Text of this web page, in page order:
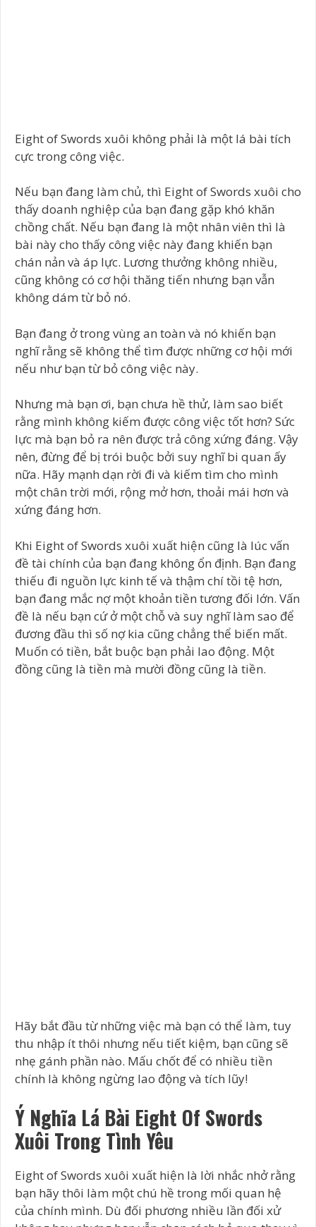
Eight of Swords xuôi không phải là một lá bài tích
cực trong công việc.
Nếu bạn đang làm chủ, thì Eight of Swords xuôi cho
thấy doanh nghiệp của bạn đang gặp khó khăn
chồng chất. Nếu bạn đang là một nhân viên thì là
bài này cho thấy công việc này đang khiến bạn
chán nản và áp lực. Lương thưởng không nhiều,
cũng không có cơ hội thăng tiến nhưng bạn vẫn
không dám từ bỏ nó.
Bạn đang ở trong vùng an toàn và nó khiến bạn
nghĩ rằng sẽ không thể tìm được những cơ hội mới
nếu như bạn từ bỏ công việc này.
Nhưng mà bạn ơi, bạn chưa hề thử, làm sao biết
rằng mình không kiếm được công việc tốt hơn? Sức
lực mà bạn bỏ ra nên được trả công xứng đáng. Vậy
nên, đừng để bị trói buộc bởi suy nghĩ bi quan ấy
nữa. Hãy mạnh dạn rời đi và kiếm tìm cho mình
một chân trời mới, rộng mở hơn, thoải mái hơn và
xứng đáng hơn.
Khi Eight of Swords xuôi xuất hiện cũng là lúc vấn
đề tài chính của bạn đang không ổn định. Bạn đang
thiếu đi nguồn lực kinh tế và thậm chí tồi tệ hơn,
bạn đang mắc nợ một khoản tiền tương đối lớn. Vấn
đề là nếu bạn cứ ở một chỗ và suy nghĩ làm sao để
đương đầu thì số nợ kia cũng chẳng thể biến mất.
Muốn có tiền, bắt buộc bạn phải lao động. Một
đồng cũng là tiền mà mười đồng cũng là tiền.
Hãy bắt đầu từ những việc mà bạn có thể làm, tuy
thu nhập ít thôi nhưng nếu tiết kiệm, bạn cũng sẽ
nhẹ gánh phần nào. Mấu chốt để có nhiều tiền
chính là không ngừng lao động và tích lũy!
Ý Nghĩa Lá Bài Eight Of Swords
Xuôi Trong Tình Yêu
Eight of Swords xuôi xuất hiện là lời nhắc nhở rằng
bạn hãy thôi làm một chú hề trong mối quan hệ
của chính mình. Dù đối phương nhiều lần đối xử